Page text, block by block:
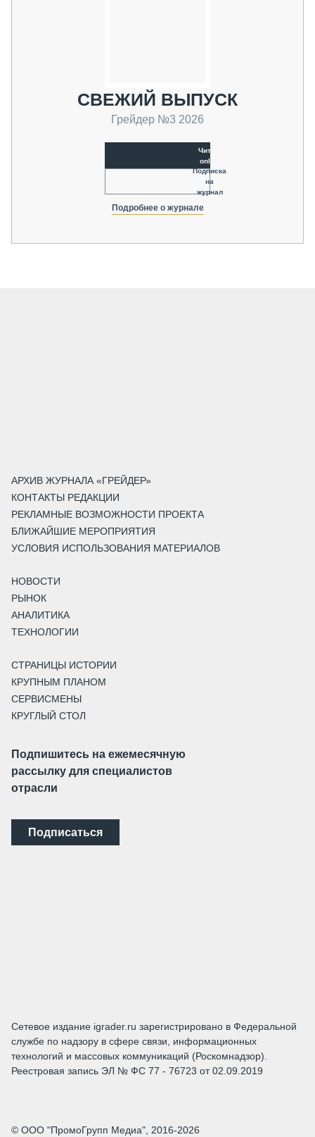
СВЕЖИЙ ВЫПУСК
Грейдер №3 2026
Читать
online
Подписка
на
журнал
Подробнее о журнале
АРХИВ ЖУРНАЛА «ГРЕЙДЕР»
КОНТАКТЫ РЕДАКЦИИ
РЕКЛАМНЫЕ ВОЗМОЖНОСТИ ПРОЕКТА
БЛИЖАЙШИЕ МЕРОПРИЯТИЯ
УСЛОВИЯ ИСПОЛЬЗОВАНИЯ МАТЕРИАЛОВ
НОВОСТИ
РЫНОК
АНАЛИТИКА
ТЕХНОЛОГИИ
СТРАНИЦЫ ИСТОРИИ
КРУПНЫМ ПЛАНОМ
СЕРВИСМЕНЫ
КРУГЛЫЙ СТОЛ
Подпишитесь на ежемесячную
рассылку для специалистов
отрасли
Подписаться
Сетевое издание igrader.ru зарегистрировано в Федеральной
службе по надзору в сфере связи, информационных
технологий и массовых коммуникаций (Роскомнадзор).
Реестровая запись ЭЛ № ФС 77 - 76723 от 02.09.2019
© ООО "ПромоГрупп Медиа", 2016-2026